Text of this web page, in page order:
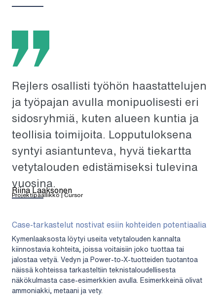
Rejlers osallisti työhön haastattelujen
ja työpajan avulla monipuolisesti eri
sidosryhmiä, kuten alueen kuntia ja
teollisia toimijoita. Lopputuloksena
syntyi asiantunteva, hyvä tiekartta
vetytalouden edistämiseksi tulevina
vuosina.
Riina Laaksonen
Projektipäällikkö | Cursor
Case-tarkastelut nostivat esiin kohteiden potentiaalia
Kymenlaaksosta löytyi useita vetytalouden kannalta
kiinnostavia kohteita, joissa voitaisiin joko tuottaa tai
jalostaa vetyä. Vedyn ja Power-to-X-tuotteiden tuotantoa
näissä kohteissa tarkasteltiin teknistaloudellisesta
näkökulmasta case-esimerkkien avulla. Esimerkkeinä olivat
ammoniakki, metaani ja vety.